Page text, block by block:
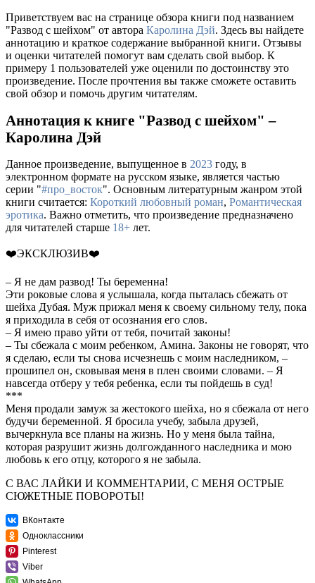
Приветствуем вас на странице обзора книги под названием
"Развод с шейхом" от автора Каролина Дэй. Здесь вы найдете
аннотацию и краткое содержание выбранной книги. Отзывы
и оценки читателей помогут вам сделать свой выбор. К
примеру 1 пользователей уже оценили по достоинству это
произведение. После прочтения вы также сможете оставить
свой обзор и помочь другим читателям.
Аннотация к книге "Развод с шейхом" –
Каролина Дэй
Данное произведение, выпущенное в 2023 году, в
электронном формате на русском языке, является частью
серии "#про_восток". Основным литературным жанром этой
книги считается: Короткий любовный роман, Романтическая
эротика. Важно отметить, что произведение предназначено
для читателей старше 18+ лет.
❤️ЭКСКЛЮЗИВ❤️
– Я не дам развод! Ты беременна!
Эти роковые слова я услышала, когда пыталась сбежать от
шейха Дубая. Муж прижал меня к своему сильному телу, пока
я приходила в себя от осознания его слов.
– Я имею право уйти от тебя, почитай законы!
– Ты сбежала с моим ребенком, Амина. Законы не говорят, что
я сделаю, если ты снова исчезнешь с моим наследником, –
прошипел он, сковывая меня в плен своими словами. – Я
навсегда отберу у тебя ребенка, если ты пойдешь в суд!
***
Меня продали замуж за жестокого шейха, но я сбежала от него
будучи беременной. Я бросила учебу, забыла друзей,
вычеркнула все планы на жизнь. Но у меня была тайна,
которая разрушит жизнь долгожданного наследника и мою
любовь к его отцу, которого я не забыла.
С ВАС ЛАЙКИ И КОММЕНТАРИИ, С МЕНЯ ОСТРЫЕ
СЮЖЕТНЫЕ ПОВОРОТЫ!
ВКонтакте
Одноклассники
Pinterest
Viber